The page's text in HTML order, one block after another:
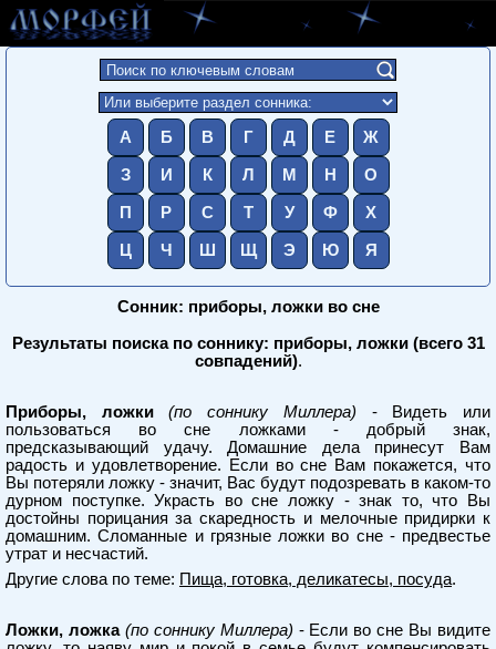
А Б В Г Д Е Ж
З И К Л М Н О
П Р С Т У Ф Х
Ц Ч Ш Щ Э Ю Я
Сонник: приборы, ложки во сне
Результаты поиска по соннику: приборы, ложки (всего 31
совпадений).
Приборы, ложки (по соннику Миллера) - Видеть или
пользоваться во сне ложками - добрый знак,
предсказывающий удачу. Домашние дела принесут Вам
радость и удовлетворение. Если во сне Вам покажется, что
Вы потеряли ложку - значит, Вас будут подозревать в каком-то
дурном поступке. Украсть во сне ложку - знак то, что Вы
достойны порицания за скаредность и мелочные придирки к
домашним. Сломанные и грязные ложки во сне - предвестье
утрат и несчастий.
Другие слова по теме: Пища, готовка, деликатесы, посуда.
Ложки, ложка (по соннику Миллера) - Если во сне Вы видите